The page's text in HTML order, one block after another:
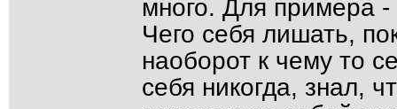
много. Для примера
Чего себя лишать,
наоборот к чему то
себя никогда, знал,